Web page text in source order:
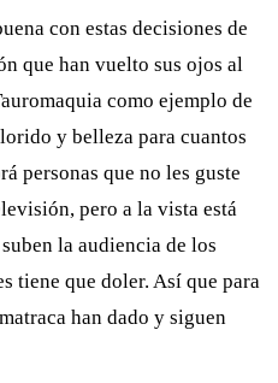
con estas decisiones de
que han vuelto sus ojos al
como ejemplo de
y belleza para cuantos
personas que no les guste
pero a la vista está
la audiencia de los
tiene que doler. Así que para
han dado y siguen